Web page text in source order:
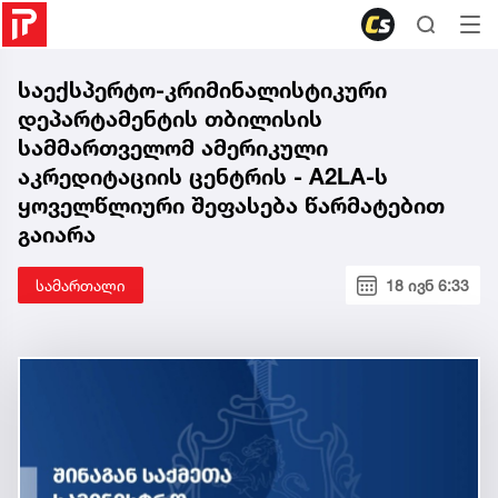
საექსპერტო-კრიმინალისტიკური
დეპარტამენტის თბილისის
სამმართველომ ამერიკული
აკრედიტაციის ცენტრის - A2LA-ს
ყოველწლიური შეფასება წარმატებით
გაიარა
სამართალი 18 ივნ 6:33